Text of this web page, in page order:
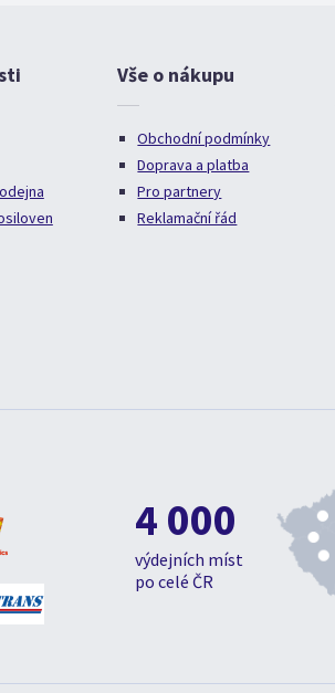
Vše o nákupu
Obchodní podmínky
Doprava a platba
Pro partnery
Reklamační řád
4 000
výdejních míst
po celé ČR